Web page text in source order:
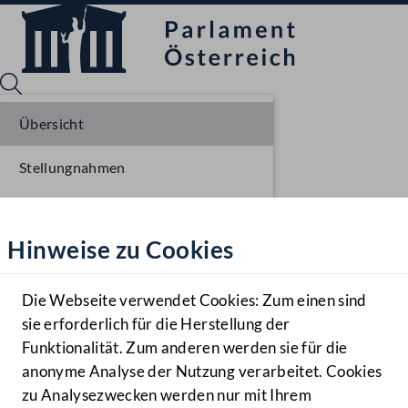
Hilfe
Benutzer
Navigationsmenü öffnen
MENÜ
Hinweise zu Cookies
Die Webseite verwendet Cookies: Zum einen sind
sie erforderlich für die Herstellung der
Funktionalität. Zum anderen werden sie für die
anonyme Analyse der Nutzung verarbeitet. Cookies
zu Analysezwecken werden nur mit Ihrem
Übersicht
Stellungnahmen
Einbringung NR
Ausschussberatungen NR
Plenarberatungen NR
Einlangen BR